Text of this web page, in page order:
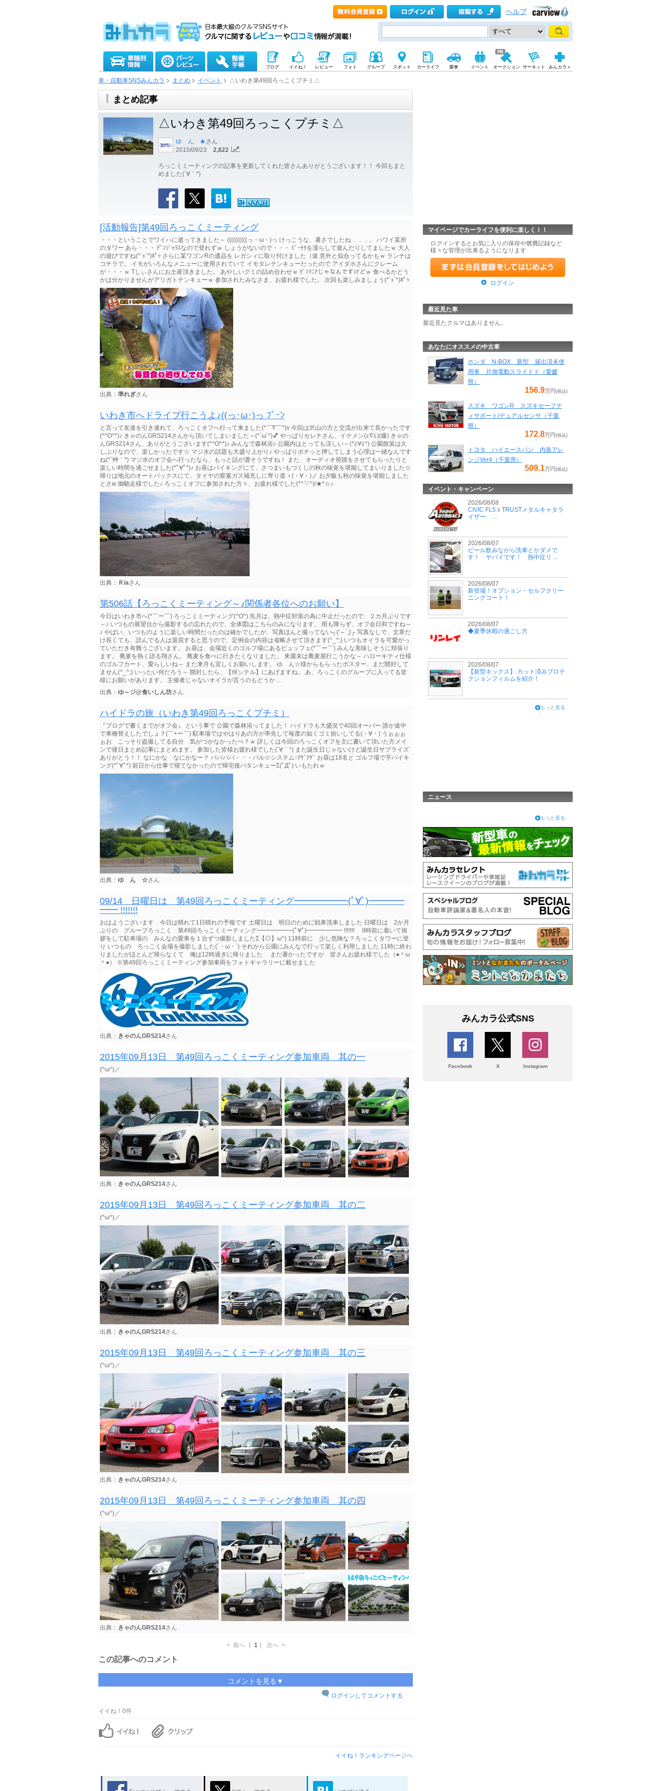
ヘルプ
ブログ イイね！ レビュー フォト グループ スポット カーライフ 愛車 イベント オークション サーキット みんカラ＋
車・自動車SNSみんカラ まとめ イベント △いわき第49回ろっこくプチミ△
まとめ記事
△いわき第49回ろっこくプチミ△
ゆ ん ★さん
2015/09/23
2,822
ろっこくミーティングの記事を更新してくれた皆さんありがとうございます！！ 今回もまと
めました(´∀｀*)
[活動報告]第49回ろっこくミーティング
・・・ということでワイハに逝ってきました～ ((((((((((っ・ω・)っ けっこうな、暑さでしたね．．．。 ハワイ某所
のタワー あら・・・ ﾃﾞﾝｼﾞｬﾗｽなので登れずｗ しょうがないので・・・ ﾋﾞｰﾁｸを濡らして遊んだりしてましたｗ 大人
の遊びですね(*´ｪ`*)ﾎﾟｯ さらに某ワゴンRの遺品を レガシィに取り付けました（違 意外と似合ってるかもｗ ランチは
コチラで。 イモがいろんなメニューに使用されていて イモタレテンキューだったので アイダホさんにクレーム
が・・・ｗ Tしぃさんにお土産頂きました。 あやしいグミの詰め合わせｗ ｸﾞﾐﾏﾆｱじゃなんですけどｗ 食べるかどう
かは分かりませんがアリガトテンキューｗ 参加されたみなさま、お疲れ様でした。 次回も楽しみましょう(*´ｪ`*)ﾎﾟｯ
出典： 準れぎさん
いわき市へドライブ行こうよ♪((っ･ω･)っ ﾌﾞｰﾝ
と言って友達を引き連れて、ろっこくオフへ行って来ました(*￣∇￣*)v 今回は沢山の方と交流が出来て良かったです
(*^O^*)♪ きゃのんGRS214さんから頂いてしまいました～(*´ω`*)💕 やっぱりセレナさん、イケメン(≧∇≦)(爆) きゃの
んGRS214さん、ありがとうございます(*^O^*)♪ みんなで森林浴♪ 公園内はとっても涼しい～(*≧∀≦*) 公園散策は久
しぶりなので、楽しかったです☆ マジ水の話題も大盛り上がり♪ やっぱりポチッと押してしまう心理は一緒なんです
ね(*´艸｀*) マジ水のオフ会へ行ったなら、もっと話が濃そうですね！ また、オーディオ視聴をさせてもらったりと
楽しい時間を過ごせました(*ﾟ∀ﾟ*)♪ お昼はバイキングにて、さつまいもづくしの秋の味覚を堪能してまいりました☆
帰りは地元のオートバックスにて、タイヤの窒素ガス補充しに寄り道ヽ(・∀・)ノ お夕飯も秋の味覚を堪能しました
とさw 御馳走様でした♪ ろっこくオフに参加された方々、お疲れ様でした(*^▽^)/★*☆♪
出典： Ｒiaさん
第506話【ろっこくミーティング～♪関係者各位へのお願い】
今日はいわき市へ(*￣ー￣) ろっこくミーティング(^O^) 先月は、熱中症対策の為に中止だったので、２カ月ぶりです
～♪ いつもの展望台から撮影するの忘れたので、全体図はこちらのみになります。 雨も降らず、オフ会日和ですね～
♪ やばい、いつものように楽しい時間だったのは確かでしたが、写真ほんと撮ってない┐('～`;)┌ 写真なしで、文章だ
け長くても、読んでる人は退屈すると思うので、定例会の内容は省略させて頂きます(^_^;) いつもオイラを可愛がっ
ていただき有難うございます。 お昼は、会場近くのゴルフ場にあるビュッフェ(*￣ー￣) みんな美味しそうに頬張り
ます。 蕎麦を熱く語る翔さん。 蕎麦を食べに行きたくなりました。 来週末は蕎麦屋行こうかな～ ハローキティ仕様
のゴルフカート、愛らしいね～ また来月も宜しくお願いします。 ゆ ん☆様からもらったポスター、まだ開封して
ません(^_^;) いったい何だろう～ 開封したら、【何シテル】にあげますね。 あ、ろっこくのグループに入ってる皆
様にお願いがあります。 主催者じゃないオイラが言うのもどうか ...
出典： ゆ～ジ@食いしん坊さん
ハイドラの旅（いわき第49回ろっこくプチミ）
『ブログで書くまでがオフ会』 という事で 公園で森林浴ってました！ ハイドラも大盛況で40回オーバー 誰か途中
で車種替えしたでしょ？(￣+ー￣) 駐車場ではやはりあの方が率先して毎度の如くゴミ拾いしてる(・∀・) うぉぉぉ
ぉお こっそり盗撮してる自分 気がつかなかったべ？ｗ 詳しくは今回のろっこくオフを主に書いて頂いた方メイ
ンで後日まとめ記事にまとめます。 参加した皆様お疲れ様でした(´∀｀*) まだ誕生日じゃないけど誕生日サプライズ
ありがとう！！ なにかな なにかなー？ パパパパ・・・パル☆システム↑ｱｹﾞｱｹﾞ お昼は18名と ゴルフ場で芋バイキ
ング(*ﾟ∀ﾟ*) 前日から仕事で寝てなかったので帰宅後バタンキューΣ(ﾟДﾟ) いもたれｗ
出典： ゆ ん ☆さん
09/14 日曜日は 第49回ろっこくミーティング━━━━━━(ﾟ∀ﾟ)━━━━
━━ !!!!!!!
おはようございます 今日は晴れて1日晴れの予報です 土曜日は 明日のために戦車洗車しました 日曜日は 2か月
ぶりの グループろっこく 第49回ろっこくミーティング━━━━━━(ﾟ∀ﾟ)━━━━━━ !!!!!!! 9時前に着いて挨
拶をして駐車場の みんなの愛車を１台ずつ撮影しましたΣ【◎】ω^) 11時前に 少し危険な？ろっこくタワーに登
り いつもの ろっこく会場を撮影しました(´・ω・`) それから公園にみんなで行って楽しく利用しました 11時に終わ
りましたがほとんど帰らなくて 俺は12時過ぎに帰りました まだ暑かったですが 皆さんお疲れ様でした（●＾ω
＾●） ※第49回ろっこくミーティング参加車両をフォトギャラリーに載せました
出典： きゃのんGRS214さん
2015年09月13日 第49回ろっこくミーティング参加車両 其の一
(^ω^)／
出典： きゃのんGRS214さん
2015年09月13日 第49回ろっこくミーティング参加車両 其の二
(^ω^)／
出典： きゃのんGRS214さん
2015年09月13日 第49回ろっこくミーティング参加車両 其の三
(^ω^)／
出典： きゃのんGRS214さん
2015年09月13日 第49回ろっこくミーティング参加車両 其の四
(^ω^)／
出典： きゃのんGRS214さん
< 前へ ｜ 1 ｜ 次へ >
この記事へのコメント
コメントを見る▼
ログインしてコメントする
イイね！0件
イイね！ランキングページへ
マイページでカーライフを便利に楽しく！！
ログインするとお気に入りの保存や燃費記録など
様々な管理が出来るようになります
ログイン
最近見た車
最近見たクルマはありません。
あなたにオススメの中古車
ホンダ N-BOX 新型 届出済未使
用車 片側電動スライドド（愛媛
県）
156.9万円(税込)
スズキ ワゴンR スズキセーフテ
ィサポート/デュアルセンサ（千葉
県）
172.8万円(税込)
トヨタ ハイエースバン 内装アレ
ンジVer4（千葉県）
509.1万円(税込)
イベント・キャンペーン
2026/08/08
CIVIC FL5 x TRUSTメタルキャタラ
イザー ...
2026/08/07
ビール飲みながら洗車とかダメで
す！ ヤバイです！ 熱中症リ ...
2026/08/07
新登場！オプション・セルフクリー
ニングコート！
2026/08/07
◆夏季休暇の過ごし方
2026/08/07
【新型キックス】 カット済みプロテ
クションフィルムを紹介！
もっと見る
ニュース
もっと見る
みんカラ公式SNS
Facebook X Instagram